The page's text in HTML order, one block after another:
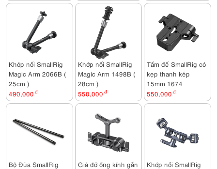
Khớp nối SmallRig
Magic Arm 2066B (
25cm )
490,000 đ
Khớp nối SmallRig
Magic Arm 1498B (
28cm )
550,000 đ
Tấm đế SmallRig có
kẹp thanh kép
15mm 1674
550,000 đ
Bộ Đũa SmallRig
Giá đỡ ống kính gắn
Khớp nối SmallRig